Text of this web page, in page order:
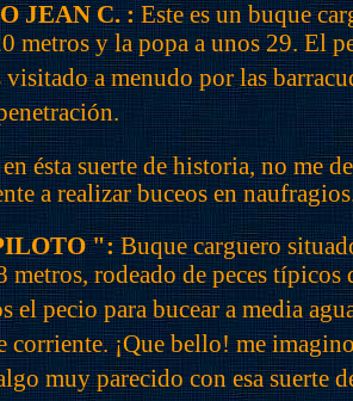
JEAN C. :Este es un buque
metros y la popa a unos 29. El
visitado a menudo por las
ésta suerte de historia, no me
a realizar buceos en
":Buque carguero
metros, rodeado de peces típicos
el pecio para bucear a media
corriente. ¡Que bello! me
muy parecido con esa suerte